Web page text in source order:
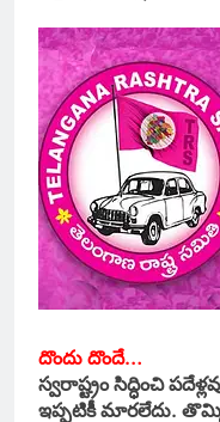
దొందు దొందే…
స్వరాష్ట్రం సిద్ధించి
ఇప్పటికీ మారలేదు.